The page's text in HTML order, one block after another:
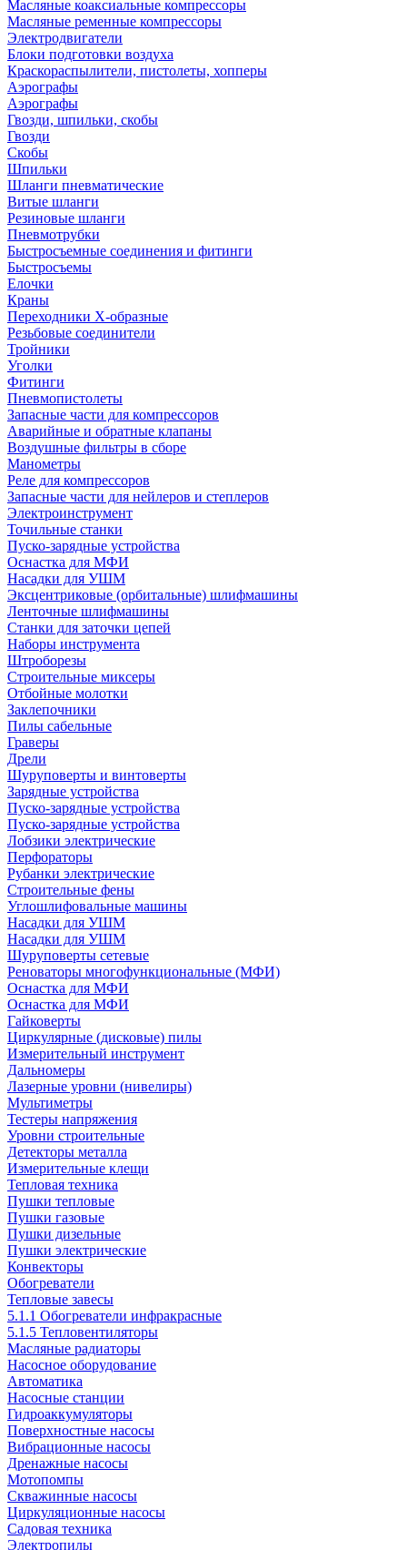
Масляные коаксиальные компрессоры
Масляные ременные компрессоры
Электродвигатели
Блоки подготовки воздуха
Краскораспылители, пистолеты, хопперы
Аэрографы
Аэрографы
Гвозди, шпильки, скобы
Гвозди
Скобы
Шпильки
Шланги пневматические
Витые шланги
Резиновые шланги
Пневмотрубки
Быстросъемные соединения и фитинги
Быстросъемы
Елочки
Краны
Переходники Х-образные
Резьбовые соединители
Тройники
Уголки
Фитинги
Пневмопистолеты
Запасные части для компрессоров
Аварийные и обратные клапаны
Воздушные фильтры в сборе
Манометры
Реле для компрессоров
Запасные части для нейлеров и степлеров
Электроинструмент
Точильные станки
Пуско-зарядные устройства
Оснастка для МФИ
Насадки для УШМ
Эксцентриковые (орбитальные) шлифмашины
Ленточные шлифмашины
Станки для заточки цепей
Наборы инструмента
Штроборезы
Строительные миксеры
Отбойные молотки
Заклепочники
Пилы сабельные
Граверы
Дрели
Шуруповерты и винтоверты
Зарядные устройства
Пуско-зарядные устройства
Пуско-зарядные устройства
Лобзики электрические
Перфораторы
Рубанки электрические
Строительные фены
Углошлифовальные машины
Насадки для УШМ
Насадки для УШМ
Шуруповерты сетевые
Реноваторы многофункциональные (МФИ)
Оснастка для МФИ
Оснастка для МФИ
Гайковерты
Циркулярные (дисковые) пилы
Измерительный инструмент
Дальномеры
Лазерные уровни (нивелиры)
Мультиметры
Тестеры напряжения
Уровни строительные
Детекторы металла
Измерительные клещи
Тепловая техника
Пушки тепловые
Пушки газовые
Пушки дизельные
Пушки электрические
Конвекторы
Обогреватели
Тепловые завесы
5.1.1 Обогреватели инфракрасные
5.1.5 Тепловентиляторы
Масляные радиаторы
Насосное оборудование
Автоматика
Насосные станции
Гидроаккумуляторы
Поверхностные насосы
Вибрационные насосы
Дренажные насосы
Мотопомпы
Скважинные насосы
Циркуляционные насосы
Садовая техника
Электропилы